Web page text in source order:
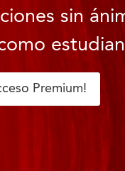
sin
Premium!